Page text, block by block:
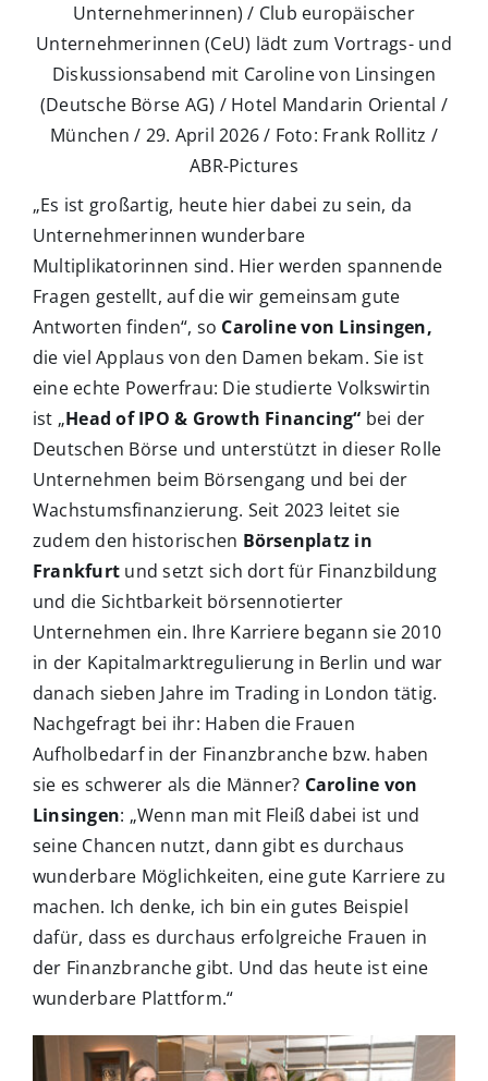
Unternehmerinnen) / Club europäischer
Unternehmerinnen (CeU) lädt zum Vortrags- und
Diskussionsabend mit Caroline von Linsingen
(Deutsche Börse AG) / Hotel Mandarin Oriental /
München / 29. April 2026 / Foto: Frank Rollitz /
ABR-Pictures
„Es ist großartig, heute hier dabei zu sein, da
Unternehmerinnen wunderbare
Multiplikatorinnen sind. Hier werden spannende
Fragen gestellt, auf die wir gemeinsam gute
Antworten finden“, so Caroline von Linsingen,
die viel Applaus von den Damen bekam. Sie ist
eine echte Powerfrau: Die studierte Volkswirtin
ist „Head of IPO & Growth Financing“ bei der
Deutschen Börse und unterstützt in dieser Rolle
Unternehmen beim Börsengang und bei der
Wachstumsfinanzierung. Seit 2023 leitet sie
zudem den historischen Börsenplatz in
Frankfurt und setzt sich dort für Finanzbildung
und die Sichtbarkeit börsennotierter
Unternehmen ein. Ihre Karriere begann sie 2010
in der Kapitalmarktregulierung in Berlin und war
danach sieben Jahre im Trading in London tätig.
Nachgefragt bei ihr: Haben die Frauen
Aufholbedarf in der Finanzbranche bzw. haben
sie es schwerer als die Männer? Caroline von
Linsingen: „Wenn man mit Fleiß dabei ist und
seine Chancen nutzt, dann gibt es durchaus
wunderbare Möglichkeiten, eine gute Karriere zu
machen. Ich denke, ich bin ein gutes Beispiel
dafür, dass es durchaus erfolgreiche Frauen in
der Finanzbranche gibt. Und das heute ist eine
wunderbare Plattform.“